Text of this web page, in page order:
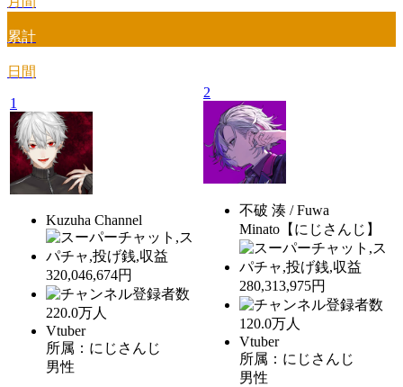
累計
日間
1
Kuzuha Channel
320,046,674円
220.0万人
Vtuber
所属：にじさんじ
男性
2
不破 湊 / Fuwa
Minato【にじさんじ】
280,313,975円
120.0万人
Vtuber
所属：にじさんじ
男性